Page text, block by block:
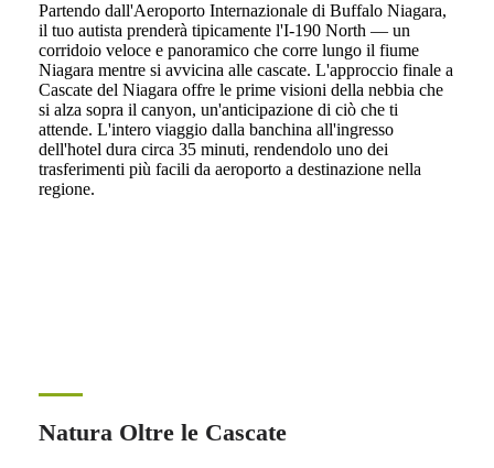
Partendo dall'Aeroporto Internazionale di Buffalo Niagara,
il tuo autista prenderà tipicamente l'I-190 North — un
corridoio veloce e panoramico che corre lungo il fiume
Niagara mentre si avvicina alle cascate. L'approccio finale a
Cascate del Niagara offre le prime visioni della nebbia che
si alza sopra il canyon, un'anticipazione di ciò che ti
attende. L'intero viaggio dalla banchina all'ingresso
dell'hotel dura circa 35 minuti, rendendolo uno dei
trasferimenti più facili da aeroporto a destinazione nella
regione.
Natura Oltre le Cascate